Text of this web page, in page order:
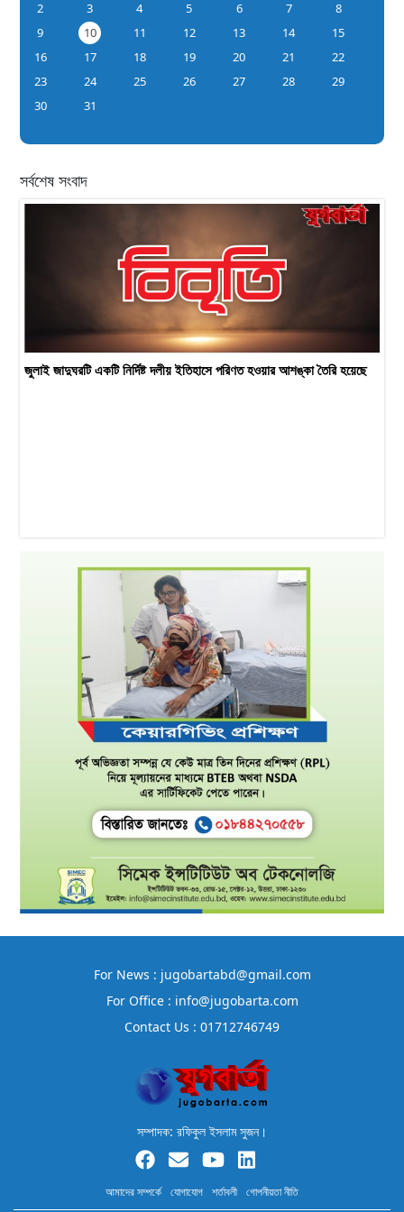
2 3 4 5 6 7
8
9
10 11 12 13 14
15
16
17 18 19 20 21
22
23
24 25 26 27 28
29
30
31
সর্বশেষ সংবাদ
জুলাই জাদুঘরটি একটি নির্দিষ্ট দলীয় ইতিহাসে পরিণত হওয়ার আশঙ্কা তৈরি হয়েছে
For News : jugobartabd@gmail.com
For Office : info@jugobarta.com
Contact Us : 01712746749
সম্পাদক: রফিকুল ইসলাম সুজন।
আমাদের সম্পর্কে যোগাযোগ শর্তাবলী গোপনীয়তা নীতি